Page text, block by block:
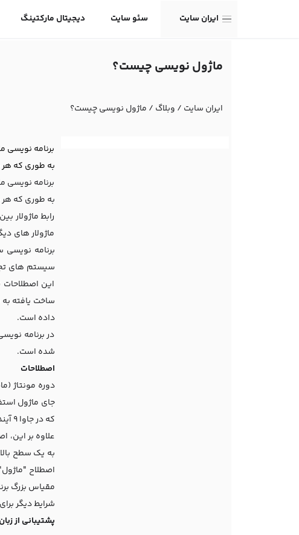
ایران سایت سئو سایت دیجیتال مارکتینگ
ماژول نویسی چیست؟
ایران سایت / وبلاگ / ماژول نویسی چیست؟
برنامه نویسی
به طوری که هر
برنامه نویسی
به طوری که هر
رابط ماژولار
ماژولار های
برنامه
این اصطلاحات
ساخت یافته به
داده است.
در برنامه
شده است.
اصطلاحات
جای ماژول
که در جاوا 9 آینده معرفی مفهوم ماژولار جدید (مجموعه ای از بسته ها را با کنترل دسترسی پیشرفته) برنامه ریزی شده است.
علاوه بر
به یک سطح
مقیاس بزرگ
شرایط دیگر
پشتیبانی از زبان